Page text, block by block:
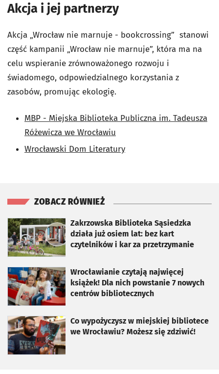
Akcja i jej partnerzy
Akcja „Wrocław nie marnuje - bookcrossing” stanowi
część kampanii „Wrocław nie marnuje”, która ma na
celu wspieranie zrównoważonego rozwoju i
świadomego, odpowiedzialnego korzystania z
zasobów, promując ekologię.
MBP - Miejska Biblioteka Publiczna im. Tadeusza
Różewicza we Wrocławiu
Wrocławski Dom Literatury
ZOBACZ RÓWNIEŻ
Zakrzowska Biblioteka Sąsiedzka
działa już osiem lat: bez kart
czytelników i kar za przetrzymanie
otworzy się w nowej karcie
Wrocławianie czytają najwięcej
książek! Dla nich powstanie 7 nowych
centrów bibliotecznych
otworzy się w nowej karcie
Co wypożyczysz w miejskiej bibliotece
we Wrocławiu? Możesz się zdziwić!
otworzy się w nowej karcie